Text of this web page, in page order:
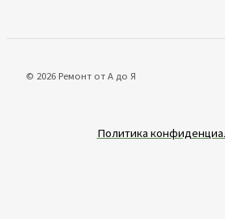
© 2026 Ремонт от А до Я
Политика